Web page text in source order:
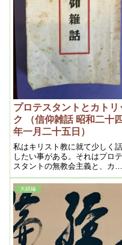
プロテスタントとカトリ
ク （信仰雑話 昭和二十四
年一月二十五日）
私はキリスト教に就て少しく話
したい事がある。それはプロテ
スタントの無教会主義と、カト
リックの教会主義との意見の相
違である
大経綸